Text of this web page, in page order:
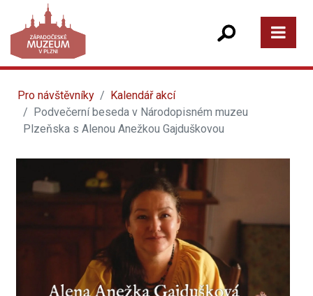
Pro návštěvníky
Kalendář akcí
Podvečerní beseda v Národopisném muzeu
Plzeňska s Alenou Anežkou Gajduškovou